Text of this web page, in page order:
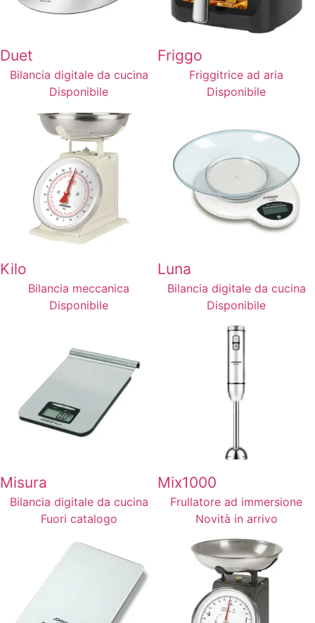
Duet
Bilancia digitale da cucina
Disponibile
Friggo
Friggitrice ad aria
Disponibile
Kilo
Bilancia meccanica
Disponibile
Luna
Bilancia digitale da cucina
Disponibile
Misura
Bilancia digitale da cucina
Fuori catalogo
Mix1000
Frullatore ad immersione
Novità in arrivo